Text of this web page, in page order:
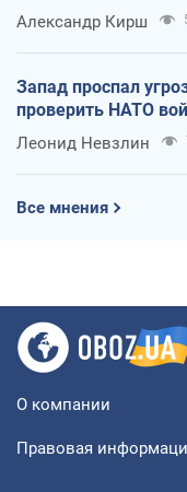
Александр Кирш
Запад проспал
проверить НАТО
Леонид Невзлин
Все мнения
О компании
Правовая